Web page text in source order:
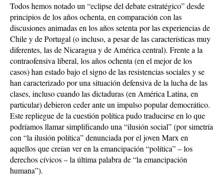
Todos hemos notado un “eclipse del debate estratégico” desde
principios de los años ochenta, en comparación con las
discusiones animadas en los años setenta por las experiencias de
Chile y de Portugal (o incluso, a pesar de las características muy
diferentes, las de Nicaragua y de América central). Frente a la
contraofensiva liberal, los años ochenta (en el mejor de los
casos) han estado bajo el signo de las resistencias sociales y se
han caracterizado por una situación defensiva de la lucha de las
clases, incluso cuando las dictaduras (en América Latina, en
particular) debieron ceder ante un impulso popular democrático.
Este repliegue de la cuestión política pudo traducirse en lo que
podríamos llamar simplificando una “ilusión social” (por simetría
con “la ilusión política” denunciada por el joven Marx en
aquellos que creían ver en la emancipación “política” – los
derechos cívicos – la última palabra de “la emancipación
humana”).